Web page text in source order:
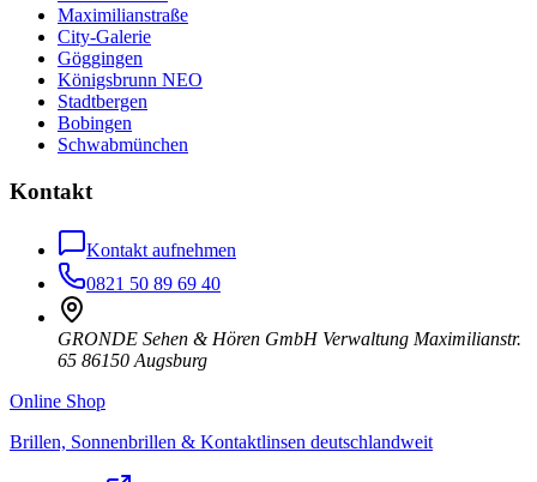
Maximilianstraße
City-Galerie
Göggingen
Königsbrunn NEO
Stadtbergen
Bobingen
Schwabmünchen
Kontakt
Kontakt aufnehmen
0821 50 89 69 40
GRONDE Sehen & Hören GmbH Verwaltung Maximilianstr.
65 86150 Augsburg
Online Shop
Brillen, Sonnenbrillen & Kontaktlinsen deutschlandweit